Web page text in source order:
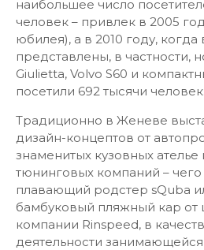
наибольшее число
человек – привлек в 2005
юбилея), а в 2010 году,
представлены, в частности,
Giulietta, Volvo S60 и
посетили 692 тысячи человек.
Традиционно в Женеве
дизайн-концептов от
знаменитых кузовных
тюнинговых компаний – чего
плавающий родстер sQuba
бамбуковый пляжный кар от
компании Rinspeed, в
деятельности